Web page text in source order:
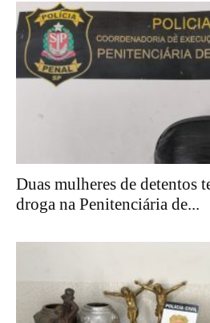
Duas mulheres de detentos
droga na Penitenciária de...